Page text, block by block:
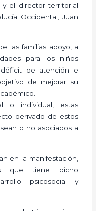
y el director territorial
Occidental, Juan
las familias apoyo, a
para los niños
de atención e
de mejorar su
o individual, estas
derivado de estos
o no asociados a
en la manifestación,
que tiene dicho
psicosocial y